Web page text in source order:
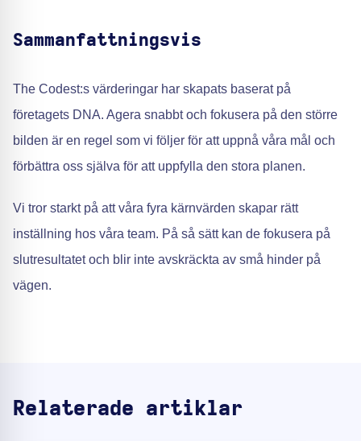
Sammanfattningsvis
The Codest:s värderingar har skapats baserat på
företagets DNA. Agera snabbt och fokusera på den större
bilden är en regel som vi följer för att uppnå våra mål och
förbättra oss själva för att uppfylla den stora planen.
Vi tror starkt på att våra fyra kärnvärden skapar rätt
inställning hos våra team. På så sätt kan de fokusera på
slutresultatet och blir inte avskräckta av små hinder på
vägen.
Relaterade artiklar